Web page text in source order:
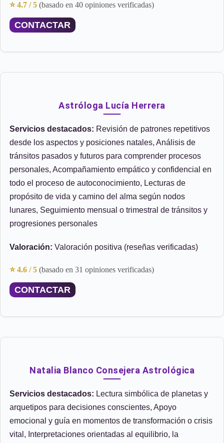
⭐ 4.7 / 5 (basado en 40 opiniones verificadas)
CONTACTAR
Astróloga Lucía Herrera
Servicios destacados: Revisión de patrones repetitivos
desde los aspectos y posiciones natales, Análisis de
tránsitos pasados y futuros para comprender procesos
personales, Acompañamiento empático y confidencial en
todo el proceso de autoconocimiento, Lecturas de
propósito de vida y camino del alma según nodos
lunares, Seguimiento mensual o trimestral de tránsitos y
progresiones personales
Valoración: Valoración positiva (reseñas verificadas)
⭐ 4.6 / 5 (basado en 31 opiniones verificadas)
CONTACTAR
Natalia Blanco Consejera Astrológica
Servicios destacados: Lectura simbólica de planetas y
arquetipos para decisiones conscientes, Apoyo
emocional y guía en momentos de transformación o crisis
vital, Interpretaciones orientadas al equilibrio, la